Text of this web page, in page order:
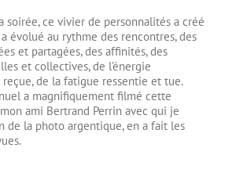
soirée, ce vivier de personnalités a créé
évolué au rythme des rencontres, des
et partagées, des affinités, des
et collectives, de l’énergie
de la fatigue ressentie et tue.
a magnifiquement filmé cette
ami Bertrand Perrin avec qui je
de la photo argentique, en a fait les